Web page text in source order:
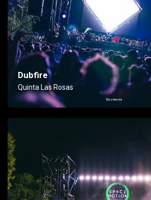
Dubfire
Quinta Las Rosas